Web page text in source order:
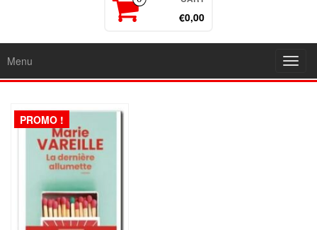
€0,00
Menu
PROMO !